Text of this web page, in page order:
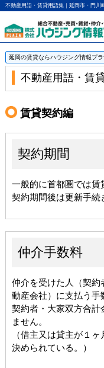
不動産用語・賃貸用語集｜延岡市・門川
延岡の賃貸ならハウジング情報プ